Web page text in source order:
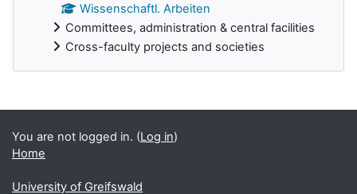
Wissenschaftl. Arbeiten
Committees, administration & central facilities
Cross-faculty projects and societies
Supplementary blocks
You are not logged in. (Log in)
Home
University of Greifswald